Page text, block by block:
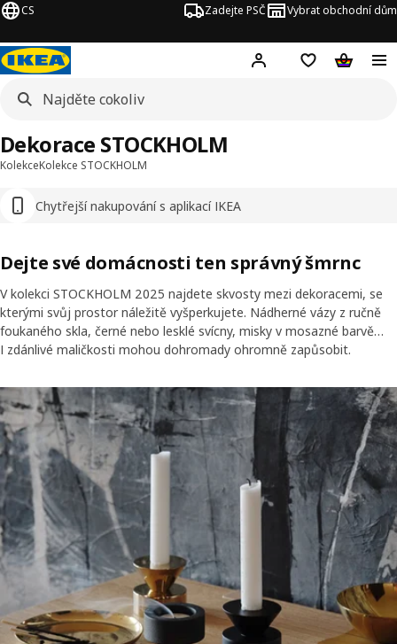
CS Zadejte PSČ Vybrat obchodní dům
Hej! Přihlášení
NákupníNákupní
KolekceKolekce STOCKHOLM
Chytřejší nakupování s aplikací IKEA
Dekorace STOCKHOLM
Dejte své domácnosti ten správný šmrnc
V kolekci STOCKHOLM 2025 najdete skvosty mezi dekoracemi, se
kterými svůj prostor náležitě vyšperkujete. Nádherné vázy z ručně
foukaného skla, černé nebo lesklé svícny, misky v mosazné barvě…
I zdánlivé maličkosti mohou dohromady ohromně zapůsobit.